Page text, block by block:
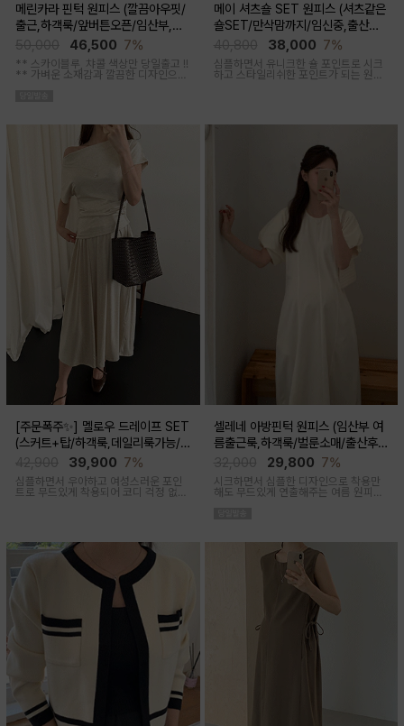
메린카라 핀턱 원피스 (깔끔아우핏/
출근,하객룩/앞버튼오픈/임산부,출
산후 착용가능)46,500 7%
** 스카이블루, 챠콜 색상만 당일출고 !!
** 가벼운 소재감과 깔끔한 디자인으로
메이 셔츠숄 SET 원피스 (셔츠같은
숄SET/만삭맘까지/임신중,출산후
38,000 7%
심플하면서 유니크한 숄 포인트로 시크
하고 스타일리쉬한 포인트가 되는 원피
[주문폭주✨] 멜로우 드레이프 SET
(스커트+탑/하객룩,데일리룩가능/
임산부,출산후 착용가능)
39,900 7%
심플하면서 우아하고 여성스러운 포인
트로 무드있게 착용되어 코디 걱정 없는
셀레네 아방핀턱 원피스 (임산부 여
름출근룩,하객룩/벌룬소매/출산후
29,800 7%
시크하면서 심플한 디자인으로 착용만
해도 무드있게 연출해주는 여름 원피스